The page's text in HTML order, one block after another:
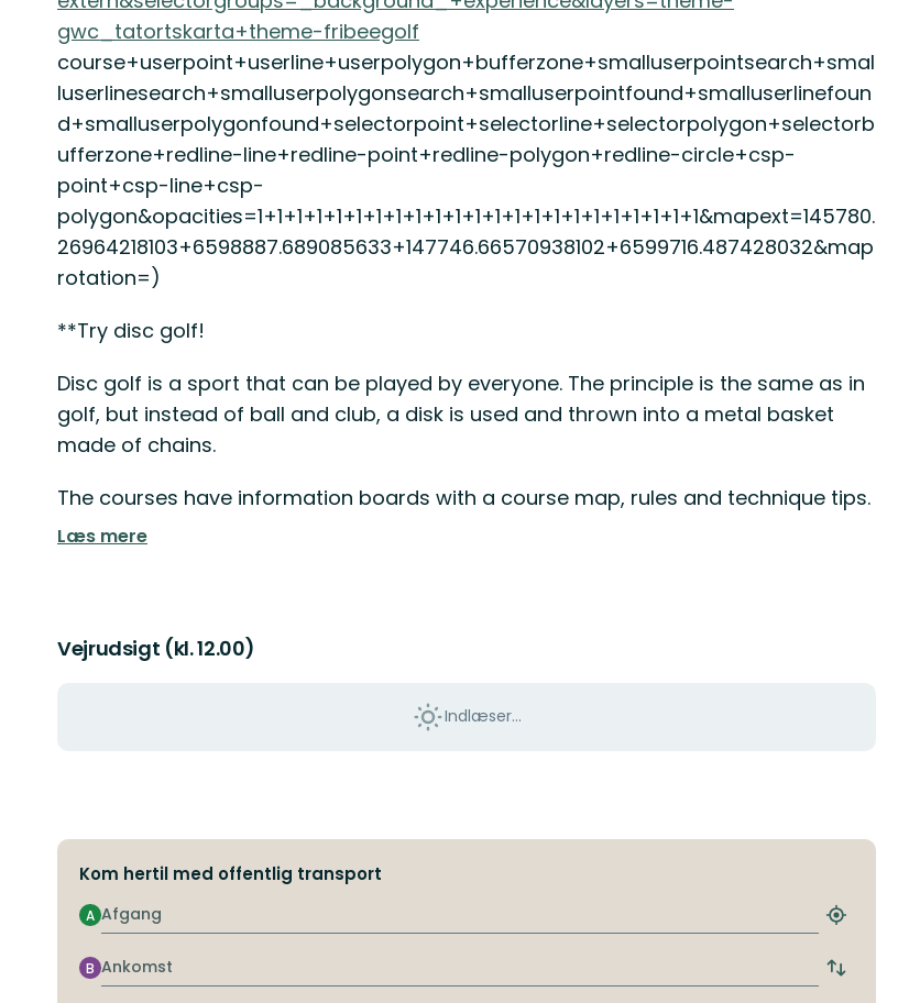
gwc_tatortskarta+theme-fribeegolf
course+userpoint+userline+userpolygon+bufferzone+smalluserpointsearch+smal
luserlinesearch+smalluserpolygonsearch+smalluserpointfound+smalluserlinefoun
d+smalluserpolygonfound+selectorpoint+selectorline+selectorpolygon+selectorb
ufferzone+redline-line+redline-point+redline-polygon+redline-circle+csp-
point+csp-line+csp-
polygon&opacities=1+1+1+1+1+1+1+1+1+1+1+1+1+1+1+1+1+1+1+1+1+1+1&mapext=145780.
26964218103+6598887.689085633+147746.66570938102+6599716.487428032&map
rotation=)
**Try disc golf!
Disc golf is a sport that can be played by everyone. The principle is the same as in
golf, but instead of ball and club, a disk is used and thrown into a metal basket
made of chains.
The courses have information boards with a course map, rules and technique tips.
Læs mere
Vejrudsigt (kl. 12.00)
Indlæser...
Kom hertil med offentlig transport
Afgang
A
Find
nærmeste
stoppested
Ankomst
B
Skift